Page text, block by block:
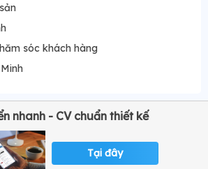
sóc khách hàng
nhanh - CV chuẩn thiết kế
Tại đây